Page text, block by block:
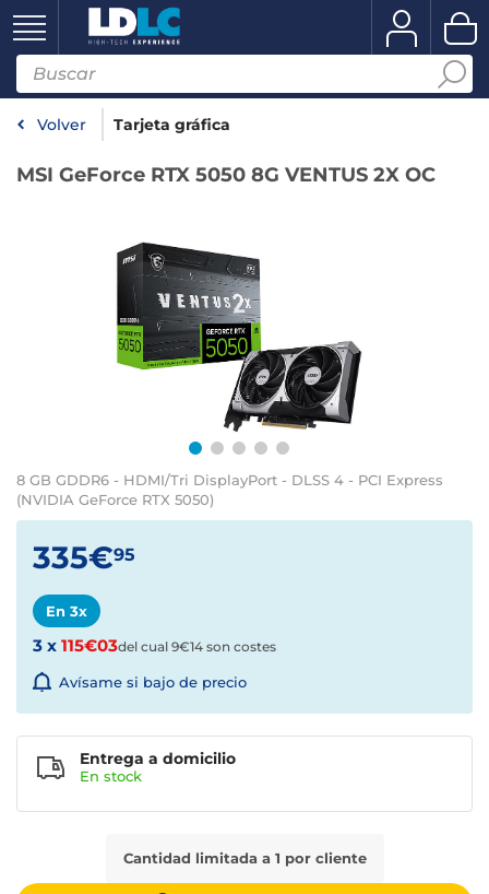
Volver Tarjeta gráfica
MSI GeForce RTX 5050 8G VENTUS 2X OC
8 GB GDDR6 - HDMI/Tri DisplayPort - DLSS 4 - PCI Express
(NVIDIA GeForce RTX 5050)
335€95
En 3x
3 x 115€03del cual 9€14 son costes
Avísame si bajo de precio
Cantidad limitada a 1 por cliente
Entrega a domicilio
En stock